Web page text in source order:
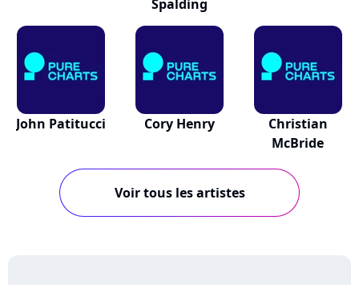
Spalding
John Patitucci Cory Henry
Christian
McBride
Voir tous les artistes